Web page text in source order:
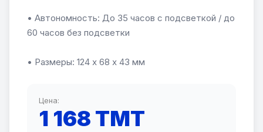
• Автономность: До 35 часов с подсветкой / до
60 часов без подсветки
• Размеры: 124 х 68 х 43 мм
Цена:
1 168 TMT